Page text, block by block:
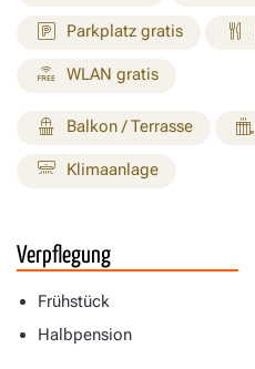
Parkplatz gratis
WLAN gratis
Balkon / Terrasse
Klimaanlage
Verpflegung
Frühstück
Halbpension